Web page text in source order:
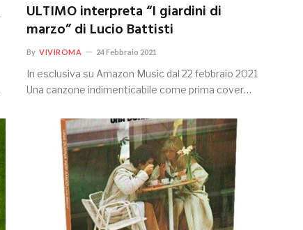
ULTIMO interpreta “I giardini di
marzo” di Lucio Battisti
By VIVIROMA 24 Febbraio 2021
In esclusiva su Amazon Music dal 22 febbraio 2021
Una canzone indimenticabile come prima cover…